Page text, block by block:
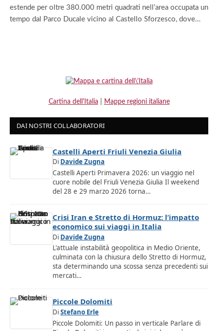
estende per oltre 380.000 metri quadrati nell’area occupata un
tempo dal Parco Ducale vicino al Castello Sforzesco, dove…
Cartina dell'Italia Mappe regioni italiane
DAI NOSTRI COLLABORATORI
Castelli Aperti Friuli Venezia Giulia
Di Davide Zugna
Castelli Aperti Primavera 2026: un viaggio nel
cuore nobile del Friuli Venezia Giulia Il weekend
del 28 e 29 marzo 2026 torna…
Crisi Iran e Stretto di Hormuz: l’impatto
economico sui viaggi in Italia
Di Davide Zugna
L'attuale instabilità geopolitica in Medio Oriente,
culminata con la chiusura dello Stretto di Hormuz,
sta determinando una scossa senza precedenti sui
mercati…
Piccole Dolomiti
DiStefano Erle
Piccole Dolomiti: Un passo in verticale Parlare di